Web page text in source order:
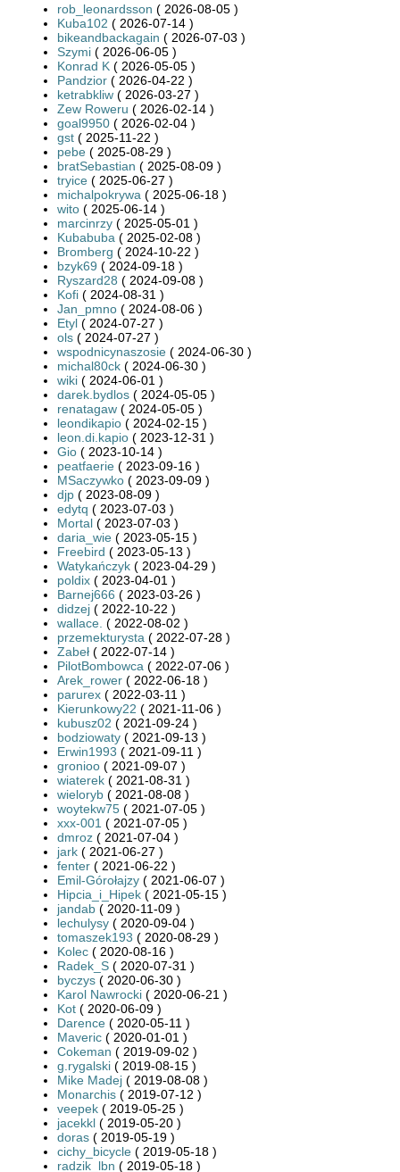
rob_leonardsson ( 2026-08-05 )
Kuba102 ( 2026-07-14 )
bikeandbackagain ( 2026-07-03 )
Szymi ( 2026-06-05 )
Konrad K ( 2026-05-05 )
Pandzior ( 2026-04-22 )
ketrabkliw ( 2026-03-27 )
Zew Roweru ( 2026-02-14 )
goal9950 ( 2026-02-04 )
gst ( 2025-11-22 )
pebe ( 2025-08-29 )
bratSebastian ( 2025-08-09 )
tryice ( 2025-06-27 )
michalpokrywa ( 2025-06-18 )
wito ( 2025-06-14 )
marcinrzy ( 2025-05-01 )
Kubabuba ( 2025-02-08 )
Bromberg ( 2024-10-22 )
bzyk69 ( 2024-09-18 )
Ryszard28 ( 2024-09-08 )
Kofi ( 2024-08-31 )
Jan_pmno ( 2024-08-06 )
Etyl ( 2024-07-27 )
ols ( 2024-07-27 )
wspodnicynaszosie ( 2024-06-30 )
michal80ck ( 2024-06-30 )
wiki ( 2024-06-01 )
darek.bydlos ( 2024-05-05 )
renatagaw ( 2024-05-05 )
leondikapio ( 2024-02-15 )
leon.di.kapio ( 2023-12-31 )
Gio ( 2023-10-14 )
peatfaerie ( 2023-09-16 )
MSaczywko ( 2023-09-09 )
djp ( 2023-08-09 )
edytq ( 2023-07-03 )
Mortal ( 2023-07-03 )
daria_wie ( 2023-05-15 )
Freebird ( 2023-05-13 )
Watykańczyk ( 2023-04-29 )
poldix ( 2023-04-01 )
Barnej666 ( 2023-03-26 )
didzej ( 2022-10-22 )
wallace. ( 2022-08-02 )
przemekturysta ( 2022-07-28 )
Zabeł ( 2022-07-14 )
PilotBombowca ( 2022-07-06 )
Arek_rower ( 2022-06-18 )
parurex ( 2022-03-11 )
Kierunkowy22 ( 2021-11-06 )
kubusz02 ( 2021-09-24 )
bodziowaty ( 2021-09-13 )
Erwin1993 ( 2021-09-11 )
gronioo ( 2021-09-07 )
wiaterek ( 2021-08-31 )
wieloryb ( 2021-08-08 )
woytekw75 ( 2021-07-05 )
xxx-001 ( 2021-07-05 )
dmroz ( 2021-07-04 )
jark ( 2021-06-27 )
fenter ( 2021-06-22 )
Emil-Górołajzy ( 2021-06-07 )
Hipcia_i_Hipek ( 2021-05-15 )
jandab ( 2020-11-09 )
lechulysy ( 2020-09-04 )
tomaszek193 ( 2020-08-29 )
Kolec ( 2020-08-16 )
Radek_S ( 2020-07-31 )
byczys ( 2020-06-30 )
Karol Nawrocki ( 2020-06-21 )
Kot ( 2020-06-09 )
Darence ( 2020-05-11 )
Maveric ( 2020-01-01 )
Cokeman ( 2019-09-02 )
g.rygalski ( 2019-08-15 )
Mike Madej ( 2019-08-08 )
Monarchis ( 2019-07-12 )
veepek ( 2019-05-25 )
jacekkl ( 2019-05-20 )
doras ( 2019-05-19 )
cichy_bicycle ( 2019-05-18 )
radzik_lbn ( 2019-05-18 )